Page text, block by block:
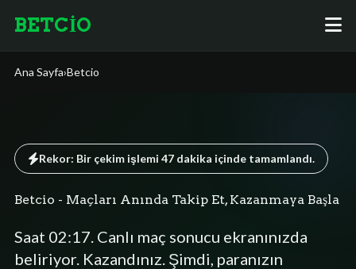
BETCİO
Ana Sayfa›Betcio
Rekor: Bir çekim işlemi 47 dakika içinde tamamlandı.
Betcio - Maçları Anında Takip Et, Kazanmaya Başla
Saat 02:17. Canlı maç sonucu ekranınızda
beliriyor. Kazandınız. Şimdi, paranızın